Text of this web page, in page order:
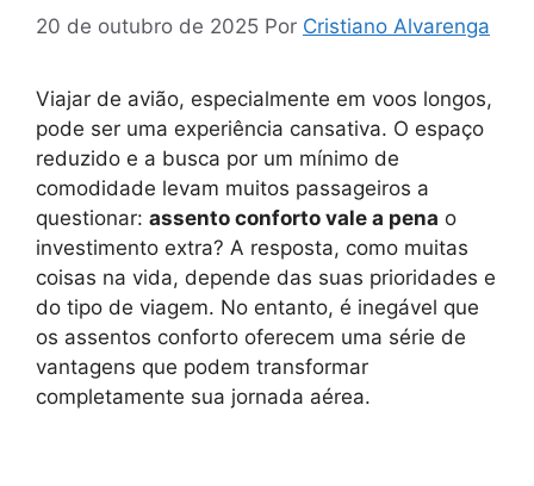
20 de outubro de 2025 Por Cristiano Alvarenga
Viajar de avião, especialmente em voos longos,
pode ser uma experiência cansativa. O espaço
reduzido e a busca por um mínimo de
comodidade levam muitos passageiros a
questionar: assento conforto vale a pena o
investimento extra? A resposta, como muitas
coisas na vida, depende das suas prioridades e
do tipo de viagem. No entanto, é inegável que
os assentos conforto oferecem uma série de
vantagens que podem transformar
completamente sua jornada aérea.